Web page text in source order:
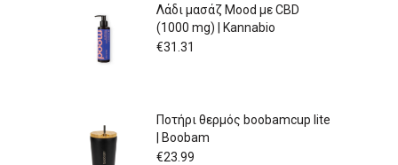
Λάδι μασάζ Mood με CBD
(1000 mg) | Kannabio
€31.31
Ποτήρι θερμός boobamcup lite
| Boobam
€23.99